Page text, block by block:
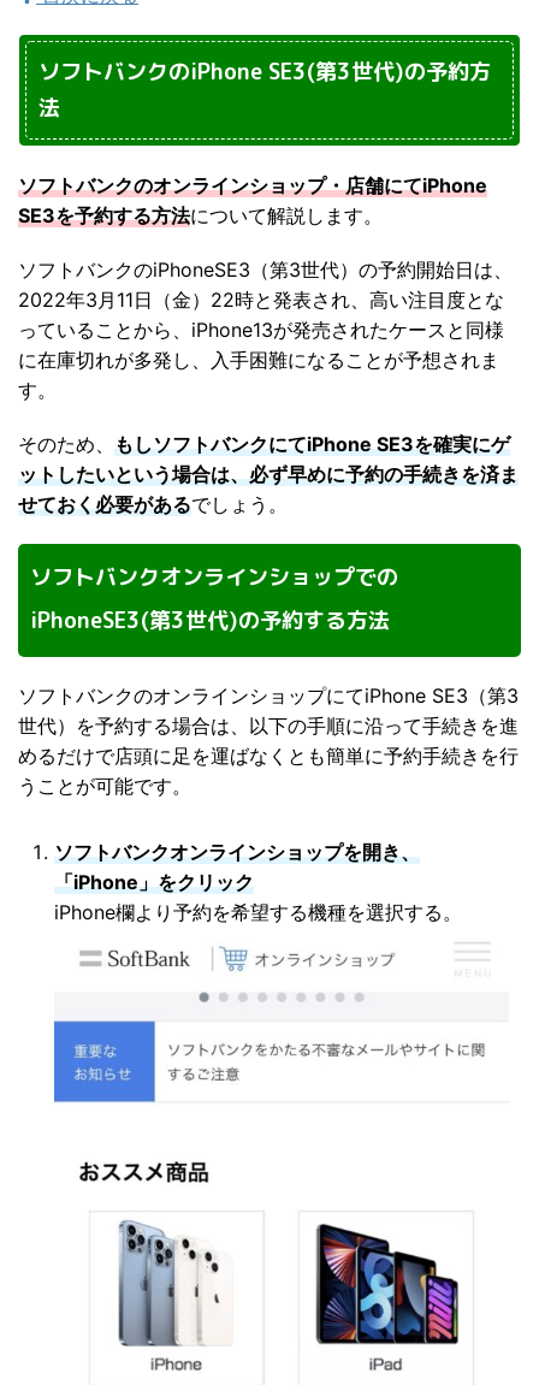
ソフトバンクのiPhone SE3(第3世代)の予約方
法
ソフトバンクのオンラインショップ・店舗にてiPhone
SE3を予約する方法について解説します。
ソフトバンクのiPhoneSE3（第3世代）の予約開始日は、
2022年3月11日（金）22時と発表され、高い注目度とな
っていることから、iPhone13が発売されたケースと同様
に在庫切れが多発し、入手困難になることが予想されま
す。
そのため、 もしソフトバンクにてiPhone SE3を確実にゲ
ットしたいという場合は、必ず早めに予約の手続きを済ま
せておく必要があるでしょう。
ソフトバンクオンラインショップでの
iPhoneSE3(第3世代)の予約する方法
ソフトバンクのオンラインショップにてiPhone SE3（第3
世代）を予約する場合は、以下の手順に沿って手続きを進
めるだけで店頭に足を運ばなくとも簡単に予約手続きを行
うことが可能です。
ソフトバンクオンラインショップを開き、
「iPhone」をクリック
iPhone欄より予約を希望する機種を選択する。